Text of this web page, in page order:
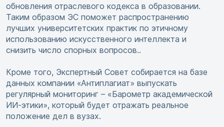
обновления отраслевого кодекса в образовании.
Таким образом ЭС поможет распространению
лучших университетских практик по этичному
использованию искусственного интеллекта и
снизить число спорных вопросов..
Кроме того, Экспертный Совет собирается на базе
данных компании «Антиплагиат» выпускать
регулярный мониторинг – «Барометр академической
ИИ-этики», который будет отражать реальное
положение дел в вузах.